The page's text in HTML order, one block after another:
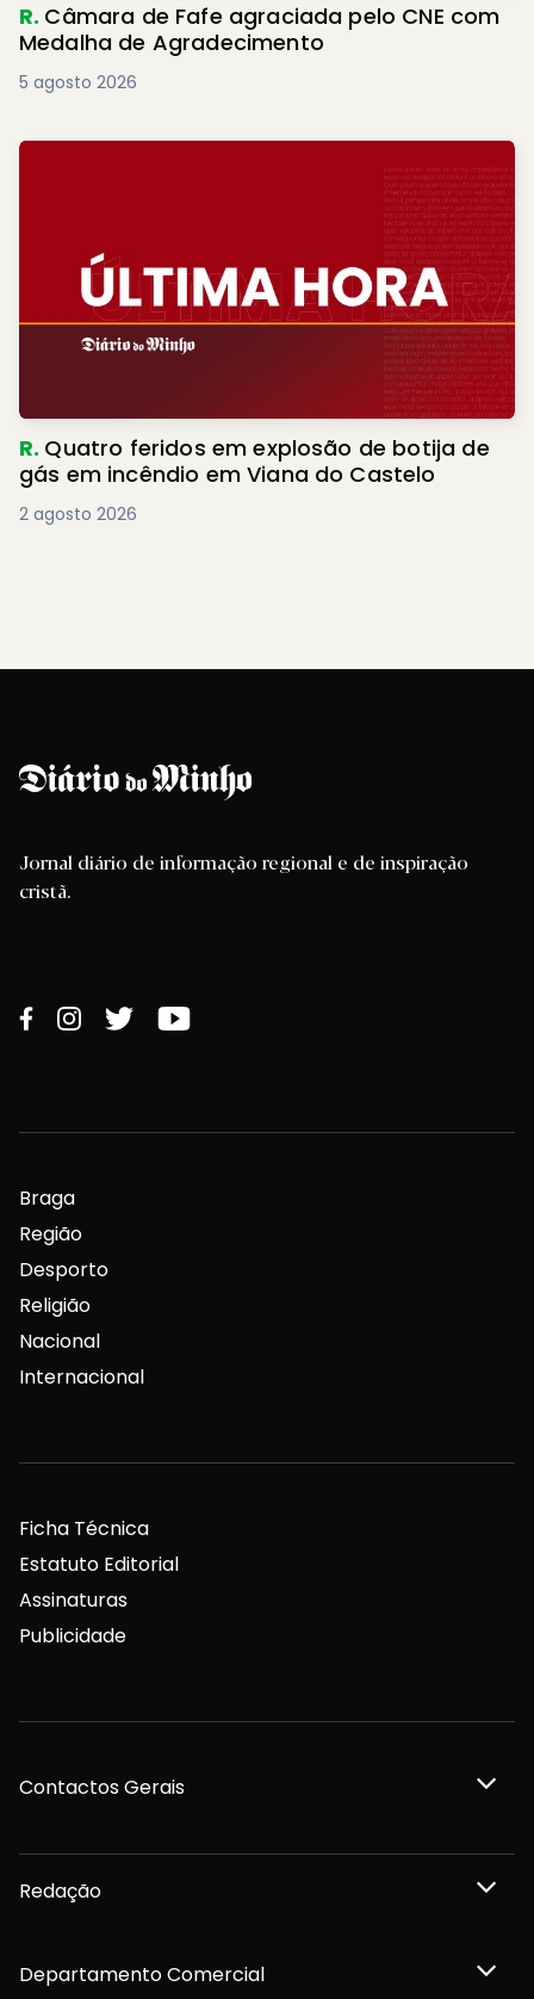
R. Câmara de Fafe agraciada pelo CNE com
Medalha de Agradecimento
5 agosto 2026
R. Quatro feridos em explosão de botija de
gás em incêndio em Viana do Castelo
2 agosto 2026
Jornal diário de informação regional e de inspiração
cristã.
Braga
Região
Desporto
Religião
Nacional
Internacional
Ficha Técnica
Estatuto Editorial
Assinaturas
Publicidade
Contactos Gerais
Redação
Departamento Comercial